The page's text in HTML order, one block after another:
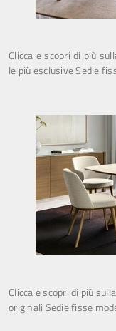
Clicca e scopri di più
le più esclusive Sedie
Clicca e scopri di più
originali Sedie fisse